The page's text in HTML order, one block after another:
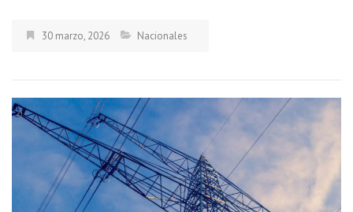
30 marzo, 2026 Nacionales